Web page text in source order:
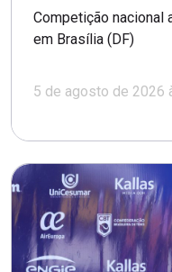
Competição nacional
em Brasília (DF)
5 de agosto de 2026